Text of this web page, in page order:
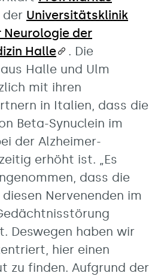
der Universitätsklinik
Neurologie der
Halle
. Die
Halle und Ulm
mit ihren
in Italien, dass die
Beta-Synuclein im
der Alzheimer-
erhöht ist. „Es
dass die
Nervenenden im
Deswegen haben wir
hier einen
zu finden. Aufgrund der